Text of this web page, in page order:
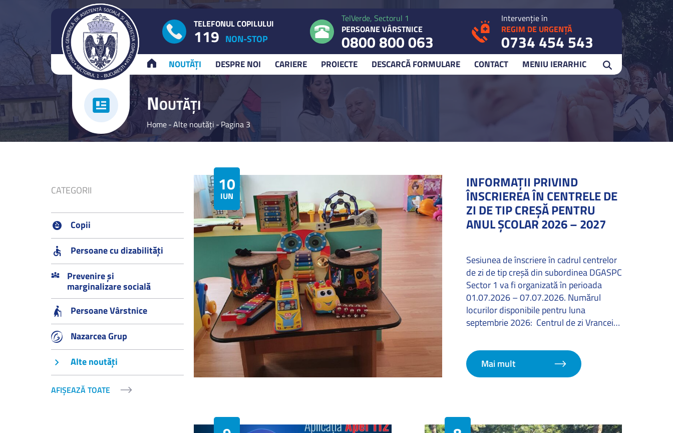
ACASĂNOUTĂȚI DESPRE NOI CARIERE PROIECTE DESCARCĂ FORMULARE CONTACT MENIU IERARHIC
TELEFONUL COPILULUI
119 NON-STOP
TelVerde, Sectorul 1
PERSOANE VÂRSTNICE
0800 800 063
Intervenție în
REGIM DE URGENȚĂ
0734 454 543
NOUTĂȚI
Home-Alte noutăți -Pagina 3
CATEGORII
Alte noutăți
Copii
Nazarcea Grup
Persoane cu dizabilități
Persoane Vârstnice
Prevenire și
marginalizare socială
AFIȘEAZĂ TOATE
10
IUN
INFORMAȚII PRIVIND
ÎNSCRIEREA ÎN CENTRELE DE
ZI DE TIP CREȘĂ PENTRU
ANUL ȘCOLAR 2026 – 2027
Sesiunea de înscriere în cadrul centrelor
de zi de tip creșă din subordinea DGASPC
Sector 1 va fi organizată în perioada
01.07.2026 – 07.07.2026. Numărul
locurilor disponibile pentru luna
septembrie 2026: Centrul de zi Vrancei…
Mai mult